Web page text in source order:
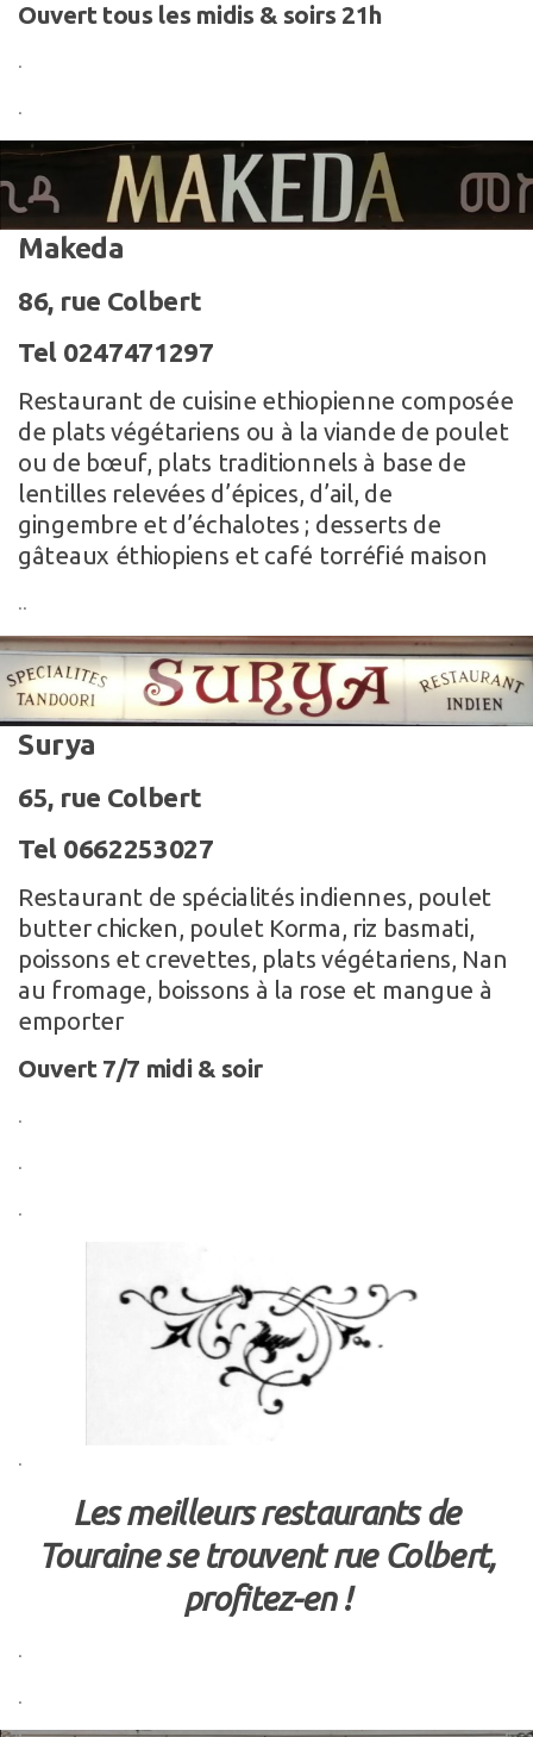
Ouvert tous les midis & soirs 21h
.
.
Makeda
86, rue Colbert
Tel 0247471297
Restaurant de cuisine ethiopienne composée
de plats végétariens ou à la viande de poulet
ou de bœuf, plats traditionnels à base de
lentilles relevées d’épices, d’ail, de
gingembre et d’échalotes ; desserts de
gâteaux éthiopiens et café torréfié maison
..
Surya
65, rue Colbert
Tel 0662253027
Restaurant de spécialités indiennes, poulet
butter chicken, poulet Korma, riz basmati,
poissons et crevettes, plats végétariens, Nan
au fromage, boissons à la rose et mangue à
emporter
Ouvert 7/7 midi & soir
.
.
.
.
Les meilleurs restaurants de
Touraine se trouvent rue Colbert,
profitez-en !
.
.